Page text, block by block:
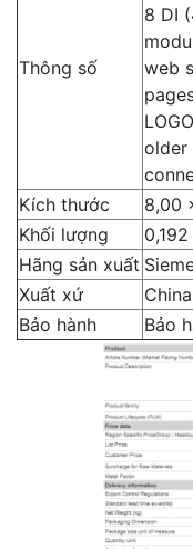
Thông số
8 DI
web
older
Kích thước
8,00
Khối lượng
0,192
Hãng sản xuất
Xuất xứ
China
Bảo hành
Bảo